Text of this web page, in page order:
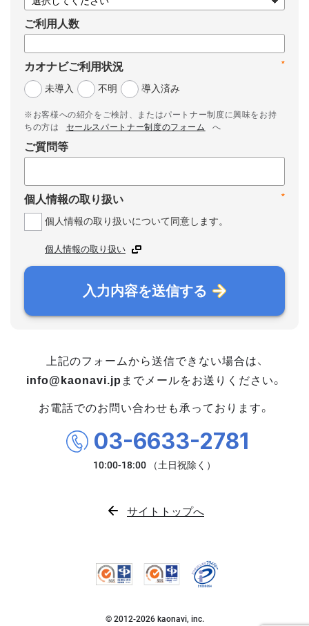
ご利用人数
*
カオナビご利用状況
未導入
不明 導入済み
※お客様への紹介をご検討、またはパートナー制度に興味をお持
ちの方は
セールスパートナー制度のフォーム へ
ご質問等
*
個人情報の取り扱い
個人情報の取り扱いについて同意します。
個人情報の取り扱い
入力内容を送信する
上記のフォームから送信できない場合は、
info@kaonavi.jp までメールをお送りください。
お電話でのお問い合わせも承っております。
03-6633-2781
サイトトップへ
© 2012-2026kaonavi, inc.